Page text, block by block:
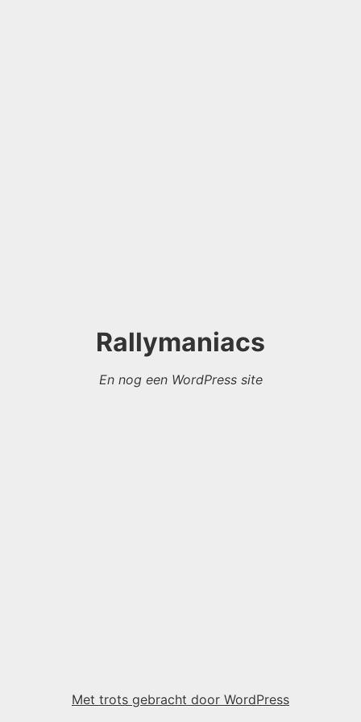
Rallymaniacs
En nog een WordPress site
Met trots gebracht door WordPress